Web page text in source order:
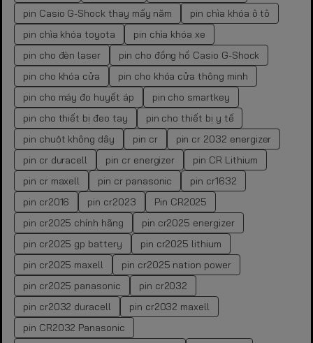
pin Casio G-Shock thay mấy năm
pin chìa khóa ô tô
pin chìa khóa toyota
pin chìa khóa xe
pin cho đèn laser
pin cho đồng hồ Casio G-Shock
pin cho khóa cửa
pin cho khóa cửa thông minh
pin cho máy đo huyết áp
pin cho smartkey
pin cho thiết bị đeo tay
pin cho thiết bị y tế
pin chuột không dây
pin cr
pin cr 2032 energizer
pin cr duracell
pin cr energizer
pin CR Lithium
pin cr maxell
pin cr panasonic
pin cr1632
pin cr2016
pin cr2023
Pin CR2025
pin cr2025 chính hãng
pin cr2025 energizer
pin cr2025 gp battery
pin cr2025 lithium
pin cr2025 maxell
pin cr2025 nation power
pin cr2025 panasonic
pin cr2032
pin cr2032 duracell
pin cr2032 maxell
pin CR2032 Panasonic